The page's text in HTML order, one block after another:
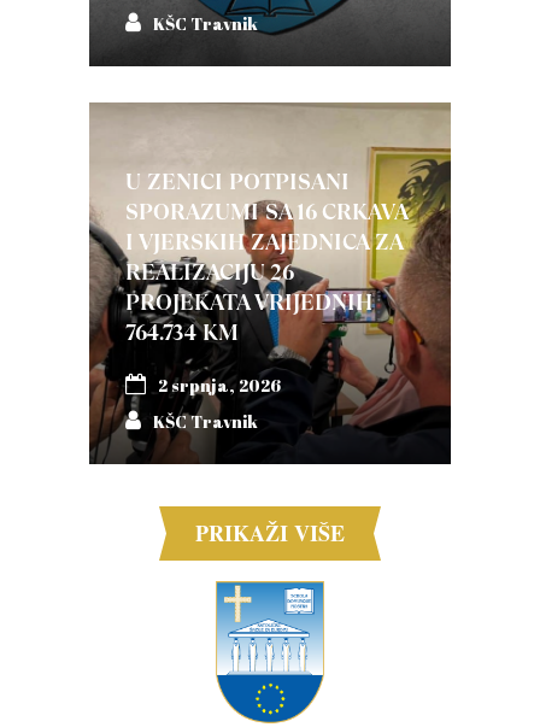
KŠC Travnik
U ZENICI POTPISANI
SPORAZUMI SA 16 CRKAVA
I VJERSKIH ZAJEDNICA ZA
REALIZACIJU 26
PROJEKATA VRIJEDNIH
764.734 KM
2 srpnja, 2026
KŠC Travnik
PRIKAŽI VIŠE